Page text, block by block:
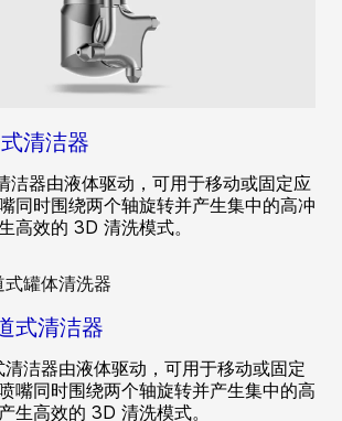
清洁器
洁器由液体驱动，可用于移动或固定应
同时围绕两个轴旋转并产生集中的高冲
高效的 3D 清洗模式。
式清洁器
洁器由液体驱动，可用于移动或固定
嘴同时围绕两个轴旋转并产生集中的高
生高效的 3D 清洗模式。